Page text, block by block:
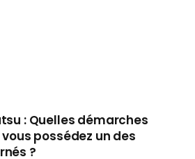
: Quelles démarches
possédez un des
?